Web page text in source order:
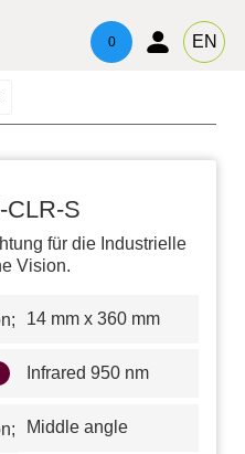
0 EN
CLR-S
für die Industrielle
Vision.
14 mm x 360 mm
Infrared 950 nm
Middle angle